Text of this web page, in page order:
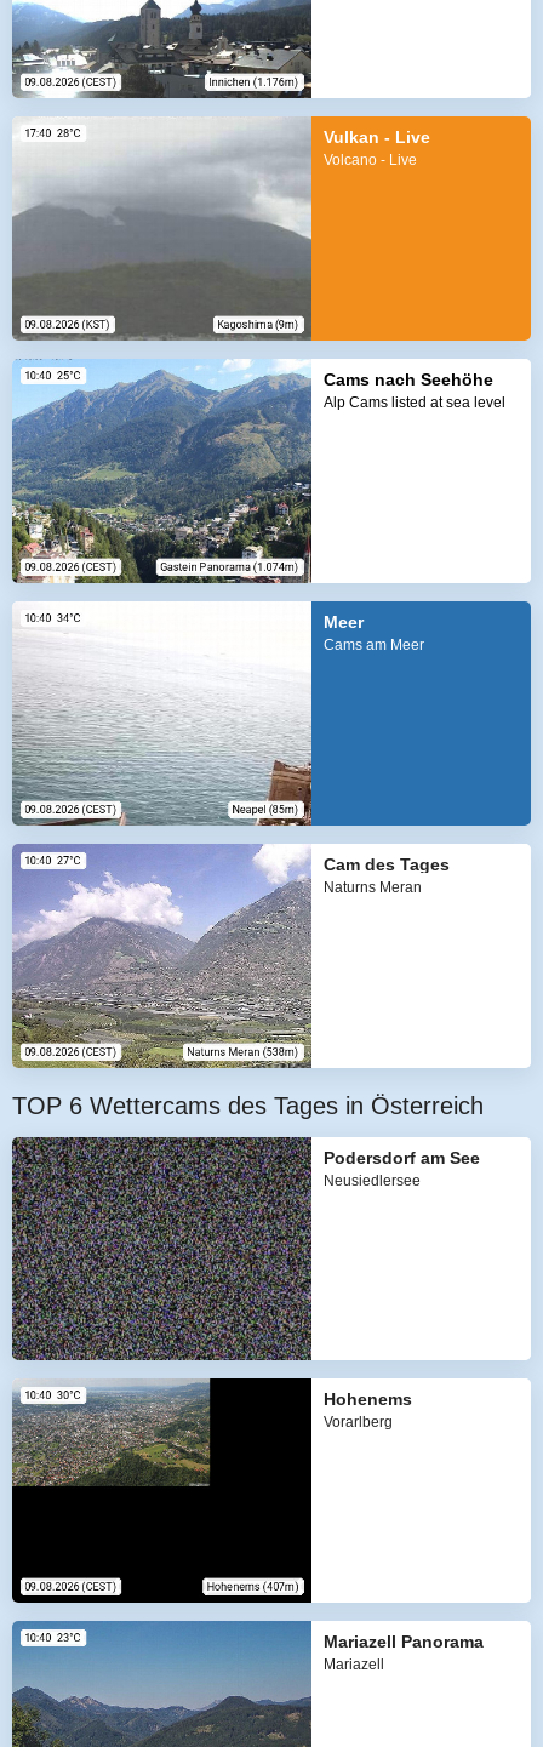
Vulkan - Live
Volcano - Live
Cams nach Seehöhe
Alp Cams listed at sea level
Meer
Cams am Meer
Cam des Tages
Naturns Meran
TOP 6 Wettercams des Tages in Österreich
Podersdorf am See
Neusiedlersee
Hohenems
Vorarlberg
Mariazell Panorama
Mariazell